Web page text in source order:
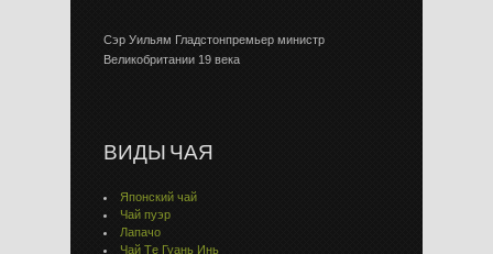
Сэр Уильям Гладстонпремьер министр
Великобритании 19 века
ВИДЫ ЧАЯ
Японский чай
Чай пуэр
Лапачо
Чай Тe Гуaнь Инь